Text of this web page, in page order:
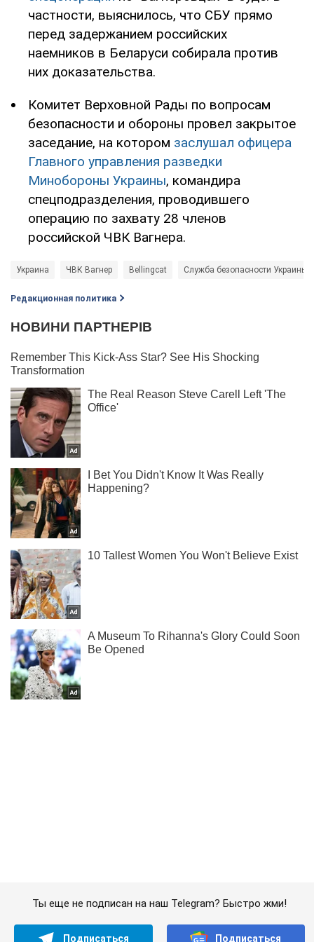
частности, выяснилось, что СБУ прямо
перед задержанием российских
наемников в Беларуси собирала против
них доказательства.
Комитет Верховной Рады по вопросам
безопасности и обороны провел закрытое
заседание, на котором заслушал офицера
Главного управления разведки
Минобороны Украины, командира
спецподразделения, проводившего
операцию по захвату 28 членов
российской ЧВК Вагнера.
Украина ЧВК Вагнер Bellingcat Служба безопасности Украины
Редакционная политика